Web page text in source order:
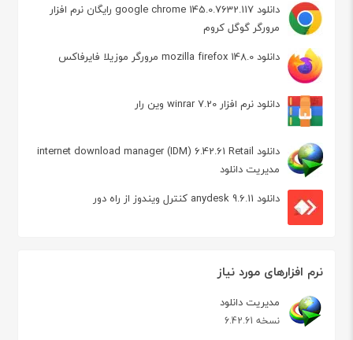
دانلود google chrome 145.0.7632.117 رایگان نرم افزار
مرورگر گوگل کروم
دانلود mozilla firefox 148.0 مرورگر موزیلا فایرفاکس
دانلود نرم افزار winrar 7.20 وین رار
دانلود internet download manager (IDM) 6.42.61 Retail
مدیریت دانلود
دانلود anydesk 9.6.11 کنترل ویندوز از راه دور
نرم افزارهای مورد نیاز
مدیریت دانلود
نسخه 6.42.61